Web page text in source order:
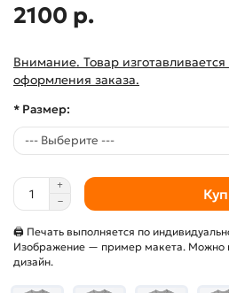
2100 р.
Внимание. Товар
оформления заказа.
* Размер:
🖨 Печать выполняется по
Изображение — пример макета. Можно
дизайн.